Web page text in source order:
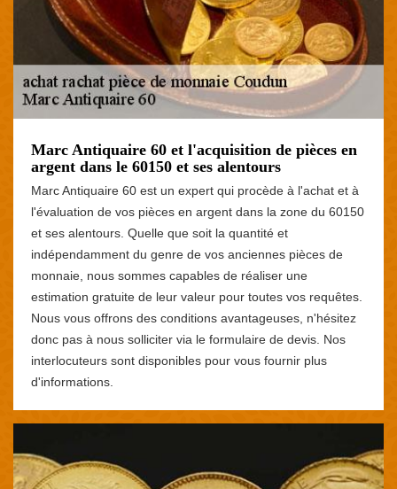
Marc Antiquaire 60 et l'acquisition de pièces en
argent dans le 60150 et ses alentours
Marc Antiquaire 60 est un expert qui procède à l'achat et à
l'évaluation de vos pièces en argent dans la zone du 60150
et ses alentours. Quelle que soit la quantité et
indépendamment du genre de vos anciennes pièces de
monnaie, nous sommes capables de réaliser une
estimation gratuite de leur valeur pour toutes vos requêtes.
Nous vous offrons des conditions avantageuses, n'hésitez
donc pas à nous solliciter via le formulaire de devis. Nos
interlocuteurs sont disponibles pour vous fournir plus
d'informations.